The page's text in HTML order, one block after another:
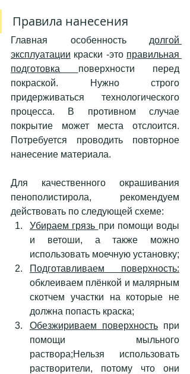
Правила нанесения
Главная особенность долгой
эксплуатации краски -это правильная
подготовка поверхности перед
покраской. Нужно строго
придерживаться технологического
процесса. В противном случае
покрытие может места отслоится.
Потребуется проводить повторное
нанесение материала.
Для качественного окрашивания
пенополистирола, рекомендуем
действовать по следующей схеме:
Убираем грязь при помощи воды
и ветоши, а также можно
использовать моечную установку;
Подготавливаем      поверхность:
обклеиваем плёнкой и малярным
скотчем участки на которые не
должна попасть краска;
Обезжириваем поверхность при
помощи мыльного
раствора;Нельзя использовать
растворители, потому что они